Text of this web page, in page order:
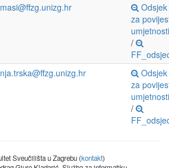
Odsjek
za
umjetnosti
/
Odsjek
za
umjetnosti
/
Sveučilišta u Zagrebu (kontakt)